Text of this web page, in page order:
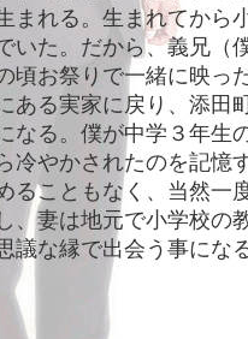
まれる。生まれてから
いた。だから、義兄（
頃お祭りで一緒に映っ
ある実家に戻り、添田
なる。僕が中学３年生
冷やかされたのを記憶
ることもなく、当然一
、妻は地元で小学校の
議な縁で出会う事にな